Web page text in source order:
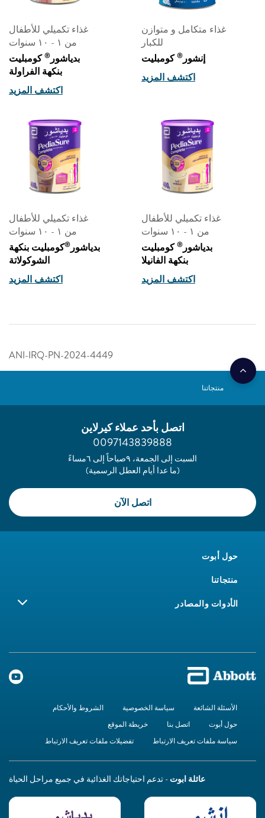
غذاء متكامل و متوازن
للكبار
إنشور ®كومبليت
اكتشف المزيد
غذاء تكميلي للأطفال
من ١ - ١٠ سنوات
بدياشور ®كومبليت
بنكهة الفراولة
اكتشف المزيد
غذاء تكميلي للأطفال
من ١ - ١٠ سنوات
بدياشور ®كومبليت
بنكهة الفانيلا
اكتشف المزيد
غذاء تكميلي للأطفال
من ١ - ١٠ سنوات
بدياشور ®كومبليت بنكهة
الشوكولاتة
اكتشف المزيد
ANI-IRQ-PN-2024-4449
منتجاتنا
اتصل بأحد عملاء كيرلاين
0097143839888
السبت إلى الجمعة، ٩صباحاً إلى ٦مساءً
(ما عدا أيام العطل الرسمية)
اتصل الآن
حول أبوت
منتجاتنا
الأدوات والمصادر
الأسئلة الشائعة سياسة الخصوصية
الشروط والأحكام
حول أبوت
اتصل بنا
خريطة الموقع
سياسة ملفات تعريف الارتباط
تفضيلات ملفات تعريف الارتباط
عائلة ابوت - تدعم احتياجاتك الغذائية في جميع مراحل الحياة